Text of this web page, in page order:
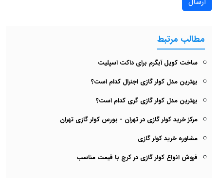
مطالب مرتبط
ساخت کویل آبگرم برای داکت اسپلیت
بهترین مدل کولر گازی اجنرال کدام است؟
بهترین مدل کولر گازی گری کدام است؟
مرکز خرید کولر گازی در تهران - بورس کولر گازی تهران
مشاوره خرید کولر گازی
فروش انواع کولر گازی در کرج با قیمت مناسب